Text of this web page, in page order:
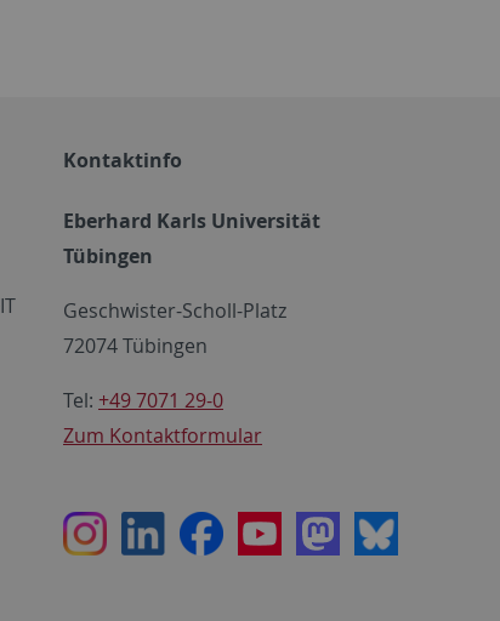
Kontaktinfo
Eberhard Karls Universität
Tübingen
Geschwister-Scholl-Platz
72074 Tübingen
Tel: +49 7071 29-0
Zum Kontaktformular
InstagramLinkedInFacebookYoutubeMastodon
Bluesky